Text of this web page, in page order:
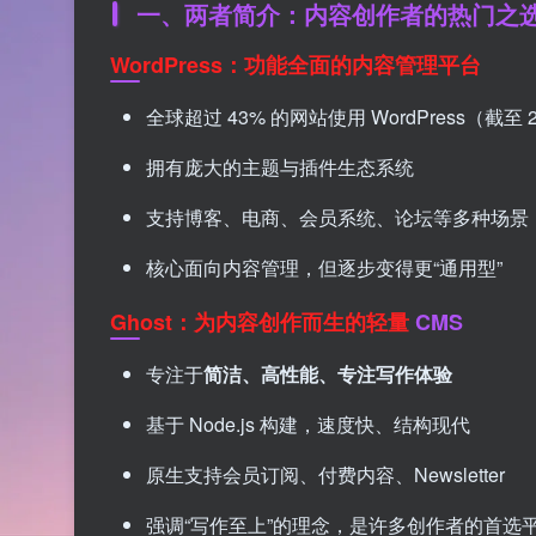
一、两者简介：内容创作者的热门之
WordPress：功能全面的内容管理平台
全球超过 43% 的网站使用 WordPress（截至
拥有庞大的主题与插件生态系统
支持博客、电商、会员系统、论坛等多种场景
核心面向内容管理，但逐步变得更“通用型”
Ghost：为内容创作而生的轻量CMS
专注于简洁、高性能、专注写作体验
基于 Node.js 构建，速度快、结构现代
原生支持会员订阅、付费内容、Newsletter
强调“写作至上”的理念，是许多创作者的首选